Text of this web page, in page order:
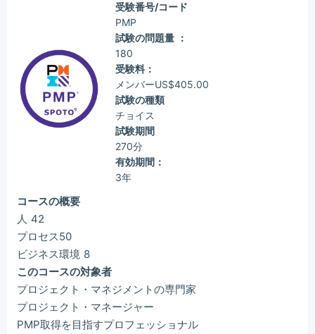
受験番号/コード
PMP
試験の問題量 ：
180
受験料：
メンバーUS$405.00
試験の種類
チョイス
試験期間
270分
有効期間：
3年
コースの概要
人 42
プロセス50
ビジネス環境 8
このコースの対象者
プロジェクト・マネジメントの専門家
プロジェクト・マネージャー
PMP取得を目指すプロフェッショナル